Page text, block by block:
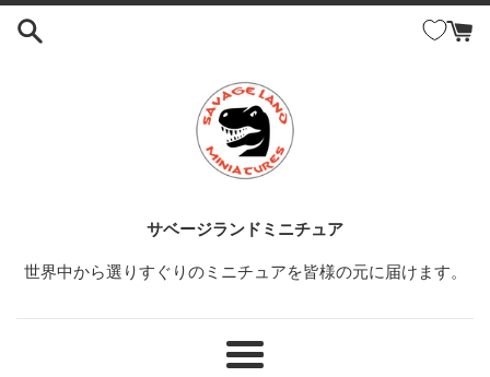
コ
サベージランドミニチュア
世界中から選りすぐりのミニチュアを皆様の元に届けます。
メ